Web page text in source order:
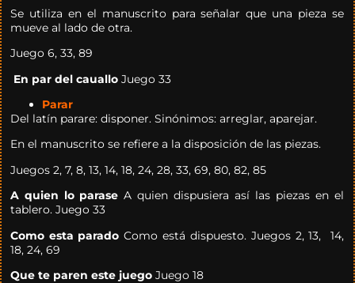
Se utiliza en el manuscrito para señalar que una pieza se
mueve al lado de otra.
Juego 6, 33, 89
En par del caualloJuego 33
Parar
Del latín parare: disponer. Sinónimos: arreglar, aparejar.
En el manuscrito se refiere a la disposición de las piezas.
Juegos 2, 7, 8, 13, 14, 18, 24, 28, 33, 69, 80, 82, 85
A quien lo paraseA quien dispusiera así las piezas en el
tablero. Juego 33
Como esta paradoComo está dispuesto. Juegos 2, 13, 14,
18, 24, 69
Que te paren este juegoJuego 18